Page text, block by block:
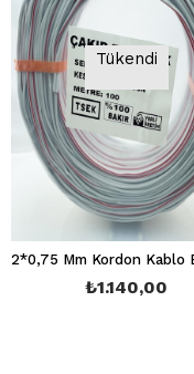
Tükendi
₺1.140,00